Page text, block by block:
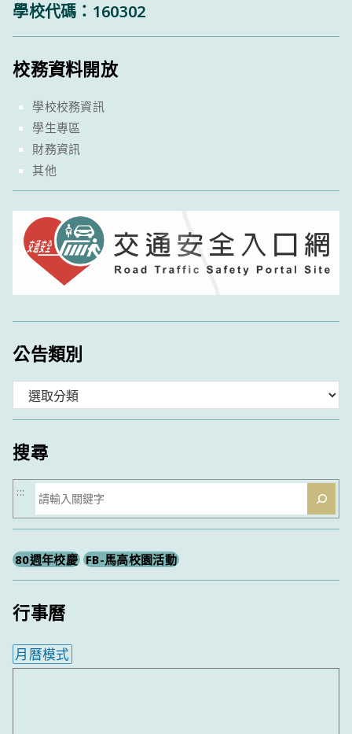
學校代碼：160302
校務資料開放
學校校務資訊
學生專區
財務資訊
其他
公告類別
類
搜尋
搜
尋
:::
80週年校慶 FB-馬高校園活動
行事曆
月曆模式